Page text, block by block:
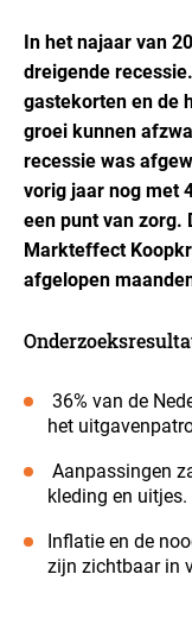
In het najaar van
dreigende
gastekorten en de
groei kunnen
recessie was
vorig jaar nog met
een punt van zorg.
Markteffect
afgelopen
36% van de
het
Aanpassingen
kleding en uitjes.
Inflatie en de
zijn zichtbaar in